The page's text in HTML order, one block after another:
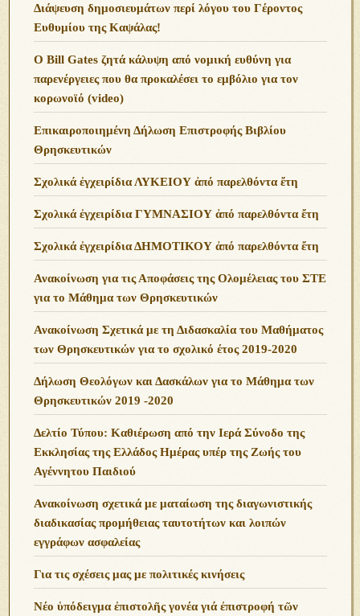
Διάψευση δημοσιευμάτων περί λόγου του Γέροντος
Ευθυμίου της Καψάλας!
O Bill Gates ζητά κάλυψη από νομική ευθύνη για
παρενέργειες που θα προκαλέσει το εμβόλιο για τον
κορωνοϊό (video)
Επικαιροποιημένη Δήλωση Επιστροφής Βιβλίου
Θρησκευτικών
Σχολικά ἐγχειρίδια ΛΥΚΕΙΟΥ ἀπό παρελθόντα ἔτη
Σχολικά ἐγχειρίδια ΓΥΜΝΑΣΙΟΥ ἀπό παρελθόντα ἔτη
Σχολικά ἐγχειρίδια ΔΗΜΟΤΙΚΟΥ ἀπό παρελθόντα ἔτη
Ανακοίνωση για τις Αποφάσεις της Ολομέλειας του ΣΤΕ
για το Μάθημα των Θρησκευτικών
Ανακοίνωση Σχετικά με τη Διδασκαλία του Μαθήματος
των Θρησκευτικών για το σχολικό έτος 2019-2020
Δήλωση Θεολόγων και Δασκάλων για το Μάθημα των
Θρησκευτικών 2019 -2020
Δελτίο Τύπου: Καθιέρωση από την Ιερά Σύνοδο της
Εκκλησίας της Ελλάδος Ημέρας υπέρ της Ζωής του
Αγέννητου Παιδιού
Ανακοίνωση σχετικά με ματαίωση της διαγωνιστικής
διαδικασίας προμήθειας ταυτοτήτων και λοιπών
εγγράφων ασφαλείας
Για τις σχέσεις μας με πολιτικές κινήσεις
Νέο ὑπόδειγμα ἐπιστολῆς γονέα γιά ἐπιστροφή τῶν